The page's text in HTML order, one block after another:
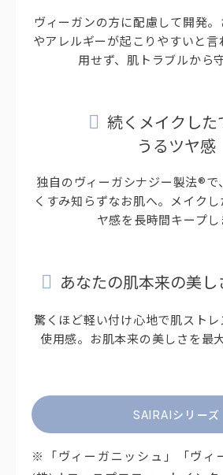
ヴィーガンの方に配慮して開発
やアレルギーが起こりやすいと
用せず、肌トラブルから
続くメイクした
うるツヤ感
独自のヴィーガシナジー製法®で
くすみ知らずなお肌へ。メイク
ヤ感を長時間キープし
あなたの肌本来の美し
驚くほど軽い付け心地で肌スト
使用感。お肌本来の美しさを最
SAIRAIシリーズ
※「ヴィーガニッシュ」「ヴィ